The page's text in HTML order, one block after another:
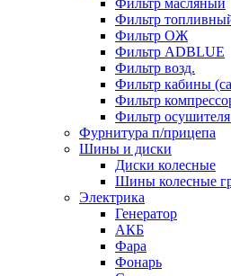
Фильтр масляный
Фильтр
Фильтр ОЖ
Фильтр ADBLUE
Фильтр возд.
Фильтр кабины
Фильтр
Фильтр
Фурнитура п/прицепа
Шины и диски
Диски колесные
Шины колесные
Электрика
Генератор
АКБ
Фара
Фонарь